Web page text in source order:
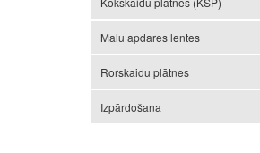
Malu apdares lentes
Rorskaidu plātnes
Izpārdošana